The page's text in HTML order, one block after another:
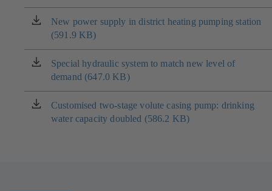
แท็บ
ใหม่)
New power supply in district heating pumping station
(591.9 KB)
(เปิด
ใน
แท็บ
ใหม่)
Special hydraulic system to match new level of
demand (647.0 KB)
(เปิด
ใน
แท็บ
ใหม่)
Customised two-stage volute casing pump: drinking
water capacity doubled (586.2 KB)
(เปิด
ใน